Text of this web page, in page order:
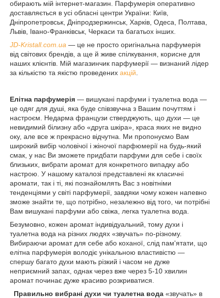
обирають мій інтернет-магазин. Парфумерія оперативно
доставляється в усі обласні центри України: Київ,
Дніпропетровськ, Дніпродзержинськ, Харків, Одеса, Полтава,
Львів, Івано-Франківськ, Черкаси та багатьох інших.
JD-Kristall.com.ua — це не просто оригінальна парфумерія
від світових брендів, а ще й живе спілкування, корисне для
наших клієнтів. Мій магазинчик парфумерії — визнаний лідер
за кількістю та якістю проведених акцій
Елітна парфумерія — вишукані парфуми і туалетна вода —
це одяг для душі, яка буде співзвучна з Вашим почуттям і
настроєм. Недарма французи стверджують, що духи — це
невидимий білизну або «друга шкіра», краса яких не видно
оку, але все ж прекрасно відчутна. Ми пропонуємо Вам
широкий вибір чоловічої і жіночої парфюмерії на будь-який
смак, у нас Ви зможете придбати парфуми для себе і своїх
близьких, вибрати аромат для конкретного випадку або
настрою. У нашому каталозі представлені як класичні
аромати, так і ті, які познайомлять Вас з новітніми
тенденціями у світі парфумерії, завдяки чому кожен напевно
зможе знайти те, що потрібно, незалежно від того, чи потрібні
Вам вишукані парфуми або свіжа, легка туалетна вода.
Безумовно, кожен аромат індивідуальний, тому духи і
туалетна вода на різних людях «звучать» по-різному.
Вибираючи аромат для себе або коханої, слід пам'ятати, що
елітна парфумерія володіє унікальною властивістю —
спершу багато духи мають різкий і часом не дуже
неприємний запах, однак через вже через 5-10 хвилин
аромат починає дуже красиво розкриватися.
Правильно вибрані духи чи туалетна вода «звучать» в